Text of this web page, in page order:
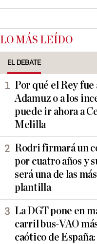
LO MÁS LEÍDO
EL DEBATE
Por qué el Rey fue
Adamuz o a los
puede ir ahora a
Melilla
Rodri firmará un
por cuatro años y
será una de las
plantilla
La DGT pone en
carril bus-VAO
caótico de